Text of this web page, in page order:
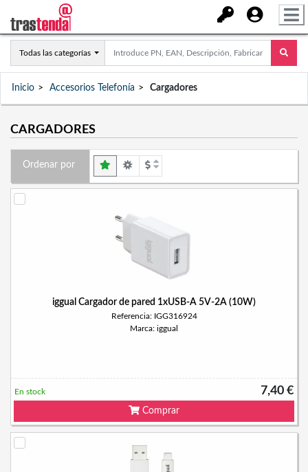
Todas las categorías
Inicio Accesorios Telefonía Cargadores
CARGADORES
Ordenar por
iggual Cargador de pared 1xUSB-A 5V-2A (10W)
Referencia: IGG316924
Marca: iggual
7,40 €
En stock
Comprar